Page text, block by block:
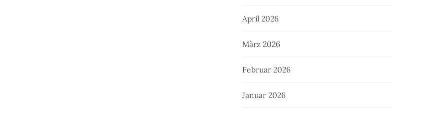
April 2026
März 2026
Februar 2026
Januar 2026